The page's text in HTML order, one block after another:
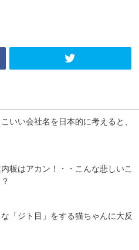
いい会社名を日本的に考えると、
板はアカン！・・こんな悲しいこ
「ジト目」をする猫ちゃんに大反